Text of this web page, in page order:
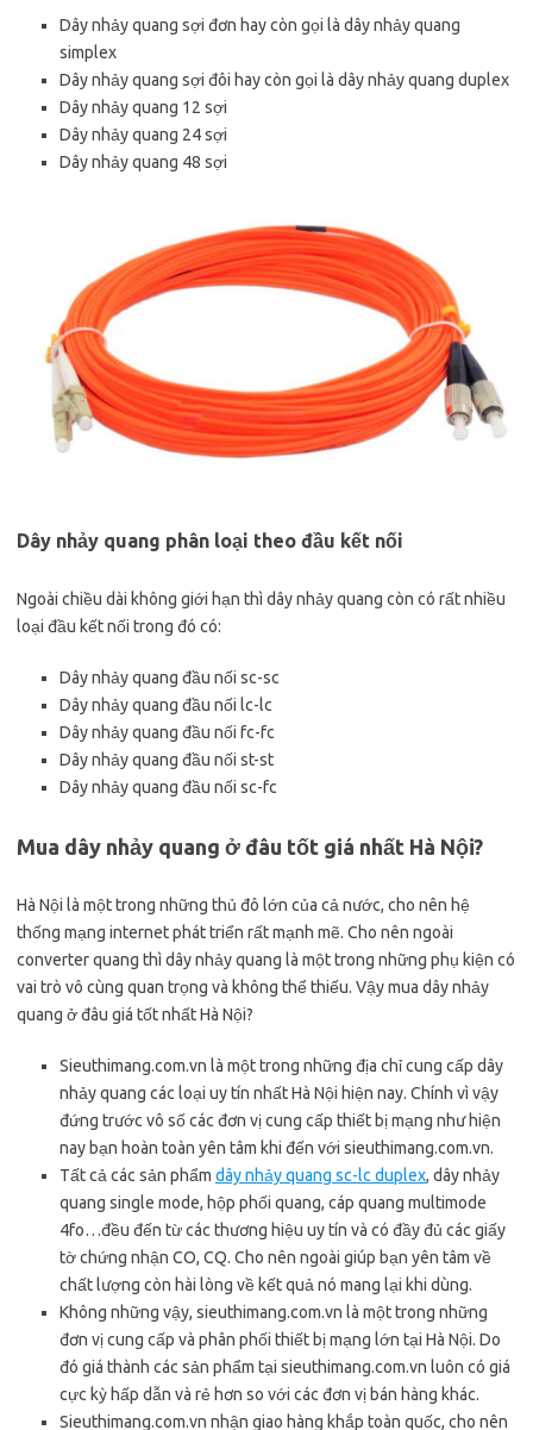
Dây nhảy quang sợi đơn hay còn gọi là dây nhảy quang
simplex
Dây nhảy quang sợi đôi hay còn gọi là dây nhảy quang duplex
Dây nhảy quang 12 sợi
Dây nhảy quang 24 sợi
Dây nhảy quang 48 sợi
Dây nhảy quang phân loại theo đầu kết nối
Ngoài chiều dài không giới hạn thì dây nhảy quang còn có rất nhiều
loại đầu kết nối trong đó có:
Dây nhảy quang đầu nối sc-sc
Dây nhảy quang đầu nối lc-lc
Dây nhảy quang đầu nối fc-fc
Dây nhảy quang đầu nối st-st
Dây nhảy quang đầu nối sc-fc
Mua dây nhảy quang ở đâu tốt giá nhất Hà Nội?
Hà Nội là một trong những thủ đô lớn của cả nước, cho nên hệ
thống mạng internet phát triển rất mạnh mẽ. Cho nên ngoài
converter quang thì dây nhảy quang là một trong những phụ kiện có
vai trò vô cùng quan trọng và không thể thiếu. Vậy mua dây nhảy
quang ở đâu giá tốt nhất Hà Nội?
Sieuthimang.com.vn là một trong những địa chỉ cung cấp dây
nhảy quang các loại uy tín nhất Hà Nội hiện nay. Chính vì vậy
đứng trước vô số các đơn vị cung cấp thiết bị mạng như hiện
nay bạn hoàn toàn yên tâm khi đến với sieuthimang.com.vn.
Tất cả các sản phẩm dây nhảy quang sc-lc duplex, dây nhảy
quang single mode, hộp phối quang, cáp quang multimode
4fo…đều đến từ các thương hiệu uy tín và có đầy đủ các giấy
tờ chứng nhận CO, CQ. Cho nên ngoài giúp bạn yên tâm về
chất lượng còn hài lòng về kết quả nó mang lại khi dùng.
Không những vậy, sieuthimang.com.vn là một trong những
đơn vị cung cấp và phân phối thiết bị mạng lớn tại Hà Nội. Do
đó giá thành các sản phẩm tại sieuthimang.com.vn luôn có giá
cực kỳ hấp dẫn và rẻ hơn so với các đơn vị bán hàng khác.
Sieuthimang.com.vn nhận giao hàng khắp toàn quốc, cho nên